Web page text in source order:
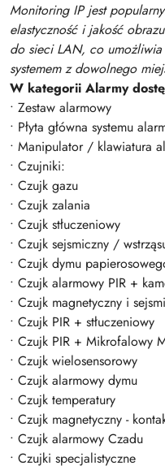
Monitoring IP jest
elastyczność i jakość
do sieci LAN, co
systemem z dowolnego
W kategorii Alarmy
• Zestaw alarmowy
• Płyta główna systemu
• Manipulator / klawiatura
• Czujniki:
• Czujk gazu
• Czujk zalania
• Czujk stłuczeniowy
• Czujk sejsmiczny /
• Czujk dymu
• Czujk alarmowy PIR +
• Czujk magnetyczny i
• Czujk PIR + stłuczeniowy
• Czujk PIR + Mikrofalowy
• Czujk wielosensorowy
• Czujk alarmowy dymu
• Czujk temperatury
• Czujk magnetyczny -
• Czujk alarmowy Czadu
• Czujki specjalistyczne